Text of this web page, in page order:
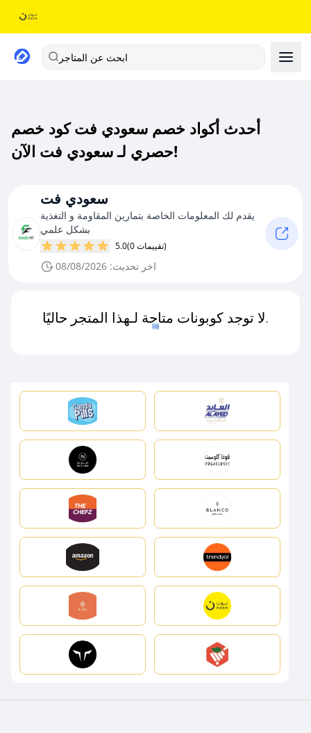
ابحث عن المتاجر
أحدث أكواد خصم سعودي فت كود خصم
حصري لـ سعودي فت الآن!
سعودي فت
يقدم لك المعلومات الخاصة بتمارين المقاومة و التغذية
بشكل علمي
5.0 (0 تقييمات)
اخر تحديث: 08/08/2026
لا توجد كوبونات متاحة لـهذا المتجر حاليًا.